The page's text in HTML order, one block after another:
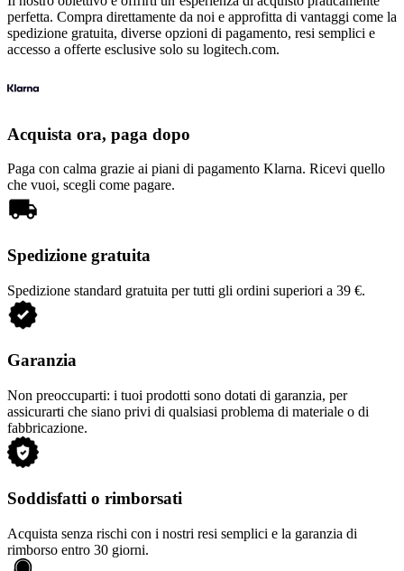
perfetta. Compra direttamente da noi e approfitta di vantaggi come la
spedizione gratuita, diverse opzioni di pagamento, resi semplici e
accesso a offerte esclusive solo su logitech.com.
Acquista ora, paga dopo
Paga con calma grazie ai piani di pagamento Klarna. Ricevi quello
che vuoi, scegli come pagare.
Spedizione gratuita
Spedizione standard gratuita per tutti gli ordini superiori a 39 €.
Garanzia
Non preoccuparti: i tuoi prodotti sono dotati di garanzia, per
assicurarti che siano privi di qualsiasi problema di materiale o di
fabbricazione.
Soddisfatti o rimborsati
Acquista senza rischi con i nostri resi semplici e la garanzia di
rimborso entro 30 giorni.